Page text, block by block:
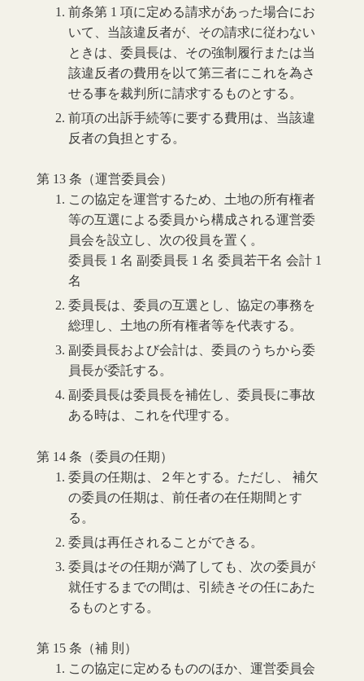
前条第 1 項に定める請求があった場合にお
いて、当該違反者が、その請求に従わない
ときは、委員長は、その強制履行または当
該違反者の費用を以て第三者にこれを為さ
せる事を裁判所に請求するものとする。
前項の出訴手続等に要する費用は、当該違
反者の負担とする。
第 13 条（運営委員会）
この協定を運営するため、土地の所有権者
等の互選による委員から構成される運営委
員会を設立し、次の役員を置く。
委員長 1 名 副委員長 1 名 委員若干名 会計 1
名
委員長は、委員の互選とし、協定の事務を
総理し、土地の所有権者等を代表する。
副委員長および会計は、委員のうちから委
員長が委託する。
副委員長は委員長を補佐し、委員長に事故
ある時は、これを代理する。
第 14 条（委員の任期）
委員の任期は、２年とする。ただし、 補欠
の委員の任期は、前任者の在任期間とす
る。
委員は再任されることができる。
委員はその任期が満了しても、次の委員が
就任するまでの間は、引続きその任にあた
るものとする。
第 15 条（補 則）
この協定に定めるもののほか、運営委員会